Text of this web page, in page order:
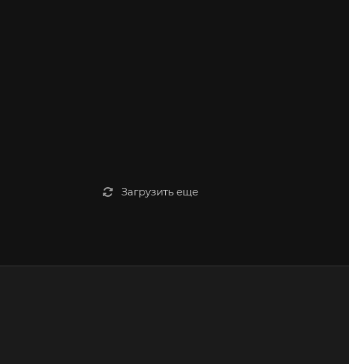
Загрузить еще